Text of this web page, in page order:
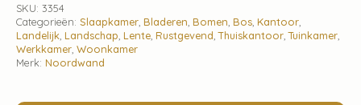
SKU: 3354
Categorieën: Slaapkamer Bladeren Bomen Bos Kantoor
Landelijk Landschap Lente Rustgevend ,Thuiskantoor ,Tuinkamer
Werkkamer Woonkamer
Merk: Noordwand